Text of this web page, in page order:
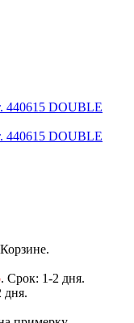
. Срок: 1-2 дня.
дня.